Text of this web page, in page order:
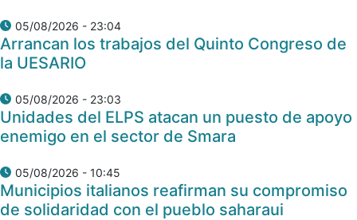
05/08/2026 - 23:04
Arrancan los trabajos del Quinto Congreso de
la UESARIO
05/08/2026 - 23:03
Unidades del ELPS atacan un puesto de apoyo
enemigo en el sector de Smara
05/08/2026 - 10:45
Municipios italianos reafirman su compromiso
de solidaridad con el pueblo saharaui